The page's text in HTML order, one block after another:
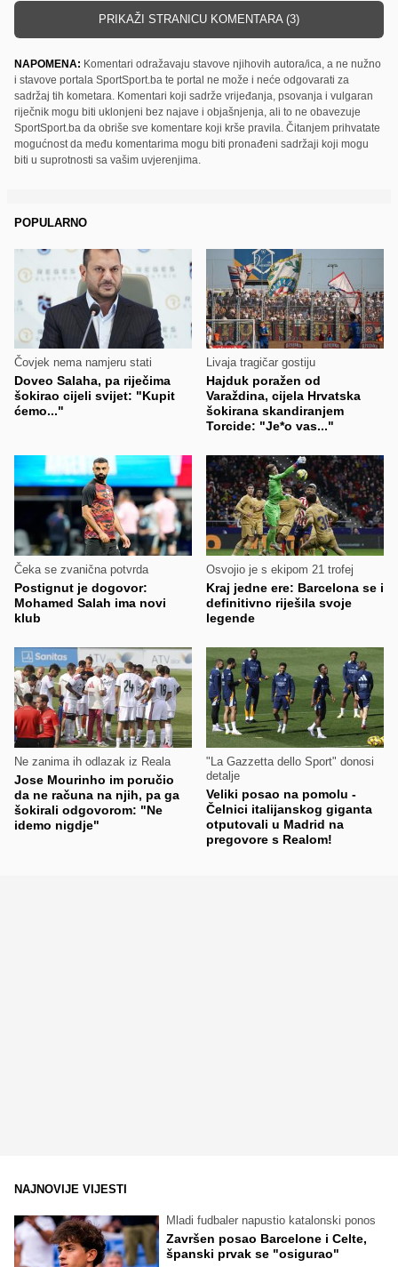
PRIKAŽI STRANICU KOMENTARA (3)
NAPOMENA: Komentari odražavaju stavove njihovih autora/ica, a ne nužno
i stavove portala SportSport.ba te portal ne može i neće odgovarati za
sadržaj tih kometara. Komentari koji sadrže vrijeđanja, psovanja i vulgaran
riječnik mogu biti uklonjeni bez najave i objašnjenja, ali to ne obavezuje
SportSport.ba da obriše sve komentare koji krše pravila. Čitanjem prihvatate
mogućnost da među komentarima mogu biti pronađeni sadržaji koji mogu
biti u suprotnosti sa vašim uvjerenjima.
POPULARNO
Čovjek nema namjeru stati
Doveo Salaha, pa riječima
šokirao cijeli svijet: "Kupit
ćemo..."
Livaja tragičar gostiju
Hajduk poražen od
Varaždina, cijela Hrvatska
šokirana skandiranjem
Torcide: "Je*o vas..."
Čeka se zvanična potvrda
Postignut je dogovor:
Mohamed Salah ima novi
klub
Osvojio je s ekipom 21 trofej
Kraj jedne ere: Barcelona se i
definitivno riješila svoje
legende
Ne zanima ih odlazak iz Reala
Jose Mourinho im poručio
da ne računa na njih, pa ga
šokirali odgovorom: "Ne
idemo nigdje"
"La Gazzetta dello Sport" donosi
detalje
Veliki posao na pomolu -
Čelnici italijanskog giganta
otputovali u Madrid na
pregovore s Realom!
NAJNOVIJE VIJESTI
Mladi fudbaler napustio katalonski ponos
Završen posao Barcelone i Celte,
španski prvak se "osigurao"